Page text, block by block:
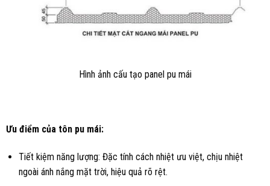
Hình ảnh cấu tạo panel pu mái
Ưu điểm của tôn pu mái:
Tiết kiệm năng lượng: Đặc tính cách nhiệt ưu việt, chịu nhiệt
ngoài ánh nắng mặt trời, hiệu quả rõ rệt.